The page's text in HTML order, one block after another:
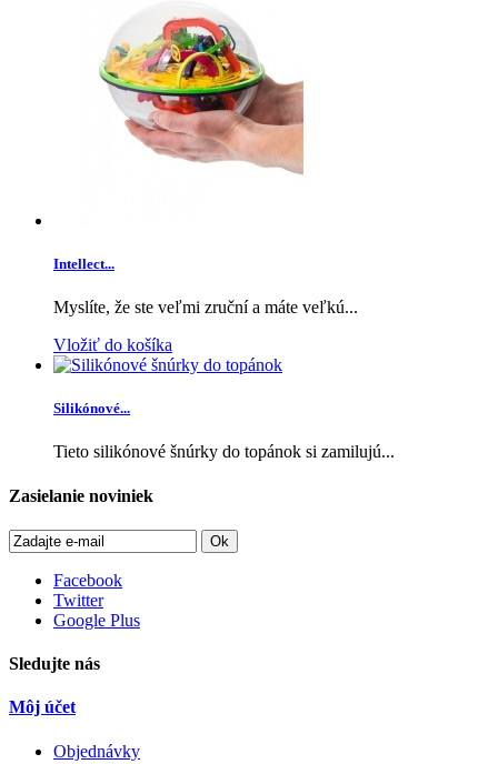
Intellect...
Myslíte, že ste veľmi zruční a máte veľkú...
Vložiť do košíka
Silikónové...
Tieto silikónové šnúrky do topánok si zamilujú...
Zasielanie noviniek
Ok
Facebook
Twitter
Google Plus
Sledujte nás
Môj účet
Objednávky